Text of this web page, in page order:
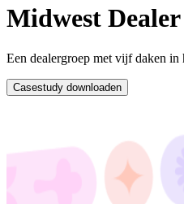
Midwest
Een dealergroep met vijf daken in
Casestudy downloaden